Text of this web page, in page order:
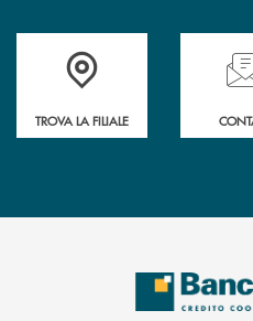
Accedi all' elenco completo delle
TROVA LA FILIALE
Hai